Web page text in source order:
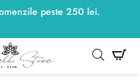
peste 250 lei.
250lei